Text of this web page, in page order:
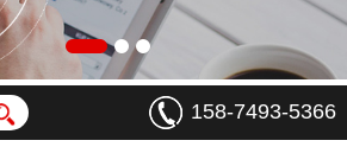
158-7493-5366